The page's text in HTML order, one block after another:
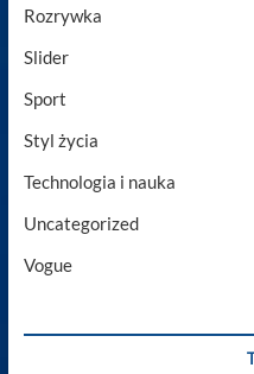
Rozrywka
Slider
Sport
Styl życia
Technologia i nauka
Uncategorized
Vogue